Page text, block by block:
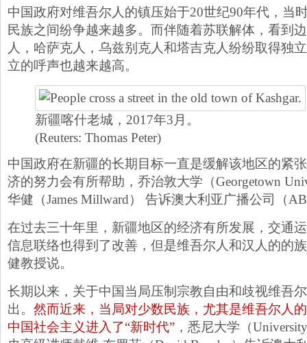
中国政府对维吾尔人的镇压始于20世纪90年代，当
民族之间纷争越来越多。而伴随着苏联解体，看到
人，哈萨克人，乌兹别克人和塔吉克人纷纷取得独
立的呼声也越来越高。
新疆喀什老城，2017年3月。
(Reuters: Thomas Peter)
中国政府在新疆的长期目标一直是缓解该地区的紧
济的努力会有所帮助，乔治敦大学（Georgetown
华健（James Millward） 告诉澳大利亚广播公司（
在过去三十年里，新疆地区的经济有所发展，交通
信息联络也得到了改善，但是维吾尔人和汉人的的
健教授说。
长期以来，关于中国当局压制宗教自由和歧视维吾
出。 然而近来，当局对少数民族，尤其是维吾尔人
中国社会主义进入了“新时代” ，悉尼大学（